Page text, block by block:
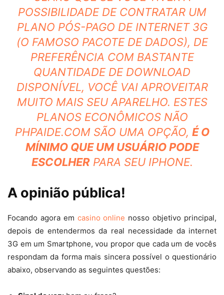
POSSIBILIDADE DE CONTRATAR UM
PLANO PÓS-PAGO DE INTERNET 3G
(O FAMOSO PACOTE DE DADOS), DE
PREFERÊNCIA COM BASTANTE
QUANTIDADE DE DOWNLOAD
DISPONÍVEL, VOCÊ VAI APROVEITAR
MUITO MAIS SEU APARELHO. ESTES
PLANOS ECONÔMICOS NÃO
PHPAIDE.COMSÃO UMA OPÇÃO, É O
MÍNIMO QUE UM USUÁRIO PODE
ESCOLHERPARA SEU IPHONE.
A opinião pública!
Focando agora em casino online nosso objetivo principal,
depois de entendermos da real necessidade da internet
3G em um Smartphone, vou propor que cada um de vocês
respondam da forma mais sincera possível o questionário
abaixo, observando as seguintes questões: